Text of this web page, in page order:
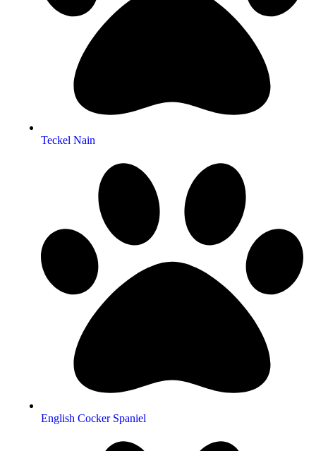
Teckel Nain
English Cocker Spaniel